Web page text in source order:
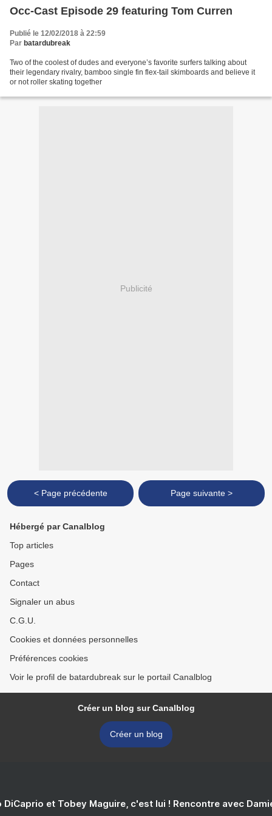
Occ-Cast Episode 29 featuring Tom Curren
Publié le 12/02/2018 à 22:59
Par batardubreak
Two of the coolest of dudes and everyone’s favorite surfers talking about
their legendary rivalry, bamboo single fin flex-tail skimboards and believe it
or not roller skating together
Publicité
< Page précédente Page suivante >
Hébergé par Canalblog
Top articles
Pages
Contact
Signaler un abus
C.G.U.
Cookies et données personnelles
Préférences cookies
Voir le profil de batardubreak sur le portail Canalblog
Créer un blog sur Canalblog
Créer un blog
DiCaprio et Tobey Maguire, c'est lui ! Rencontre avec